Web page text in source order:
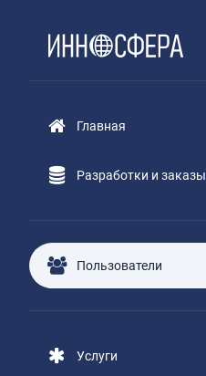
Главная
Разработки и заказы
Пользователи
Услуги